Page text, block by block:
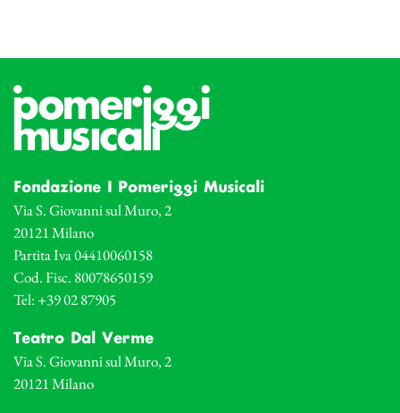
Fondazione I Pomeriggi Musicali
Via S. Giovanni sul Muro, 2
20121 Milano
Partita Iva 04410060158
Cod. Fisc. 80078650159
Tel: +39 02 87905
Teatro Dal Verme
Via S. Giovanni sul Muro, 2
20121 Milano